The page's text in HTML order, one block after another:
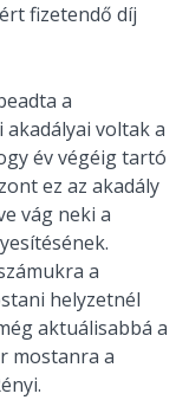
fizetendő díj
a
voltak a
év végéig tartó
ez az akadály
vág neki a
a
helyzetnél
aktuálisabbá a
mostanra a